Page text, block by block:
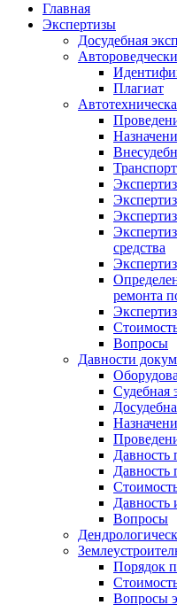
Главная
Экспертизы
Досудебная
Плагиат
средства
ремонта
Вопросы
Давности
Судебная
Давность
Давность
Давность
Вопросы
Порядок
Вопросы